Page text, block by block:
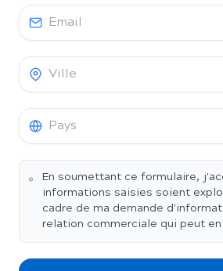
En soumettant ce formulaire,
informations saisies soient
cadre de ma demande
relation commerciale qui peut